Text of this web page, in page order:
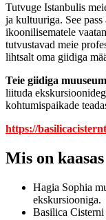
Tutvuge Istanbulis
ja kultuuriga. See
ikoonilisematele
tutvustavad meie
lihtsalt oma giidiga
Teie giidiga
liituda
kohtumispaikade
https://
Mis on kaasas
Hagia Sophia
ekskursiooniga.
Basilica Cisterni